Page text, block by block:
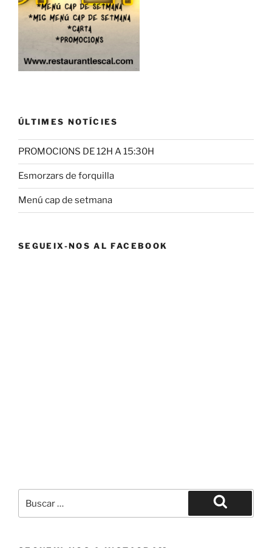
ÚLTIMES NOTÍCIES
PROMOCIONS DE 12H A 15:30H
Esmorzars de forquilla
Menú cap de setmana
SEGUEIX-NOS AL FACEBOOK
por:
Buscar